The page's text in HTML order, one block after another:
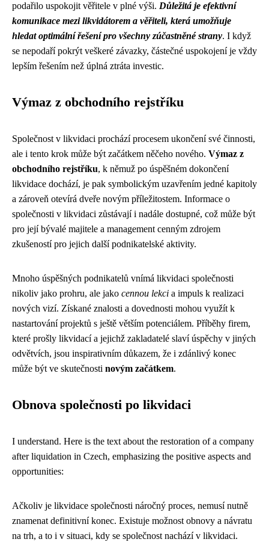
podařilo uspokojit věřitele v plné výši. Důležitá je efektivní
komunikace mezi likvidátorem a věřiteli, která umožňuje
hledat optimální řešení pro všechny zúčastněné strany. I když
se nepodaří pokrýt veškeré závazky, částečné uspokojení je vždy
lepším řešením než úplná ztráta investic.
Výmaz z obchodního rejstříku
Společnost v likvidaci prochází procesem ukončení své činnosti,
ale i tento krok může být začátkem něčeho nového. Výmaz z
obchodního rejstříku, k němuž po úspěšném dokončení
likvidace dochází, je pak symbolickým uzavřením jedné kapitoly
a zároveň otevírá dveře novým příležitostem. Informace o
společnosti v likvidaci zůstávají i nadále dostupné, což může být
pro její bývalé majitele a management cenným zdrojem
zkušeností pro jejich další podnikatelské aktivity.
Mnoho úspěšných podnikatelů vnímá likvidaci společnosti
nikoliv jako prohru, ale jako cennou lekci a impuls k realizaci
nových vizí. Získané znalosti a dovednosti mohou využít k
nastartování projektů s ještě větším potenciálem. Příběhy firem,
které prošly likvidací a jejichž zakladatelé slaví úspěchy v jiných
odvětvích, jsou inspirativním důkazem, že i zdánlivý konec
může být ve skutečnosti novým začátkem.
Obnova společnosti po likvidaci
I understand. Here is the text about the restoration of a company
after liquidation in Czech, emphasizing the positive aspects and
opportunities:
Ačkoliv je likvidace společnosti náročný proces, nemusí nutně
znamenat definitivní konec. Existuje možnost obnovy a návratu
na trh, a to i v situaci, kdy se společnost nachází v likvidaci.